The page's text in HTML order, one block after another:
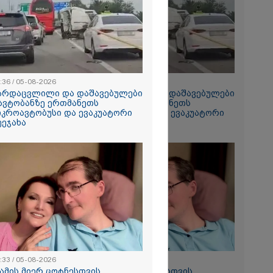
ახალ
ვაწყდები...
შევხვედროდი
თუმცა
იქცევა ისე,
- ტარიელ
პრემიერი სამ
გარდაცვლილი და დაშავებულები
- ავტობანზე ერთმანეთს
მიკროავტობუსი და ევაკუატორი
/ 05-08-2026
და დაშავებულები
ერთმანეთს
და ევაკუატორი
/ 05-08-2026